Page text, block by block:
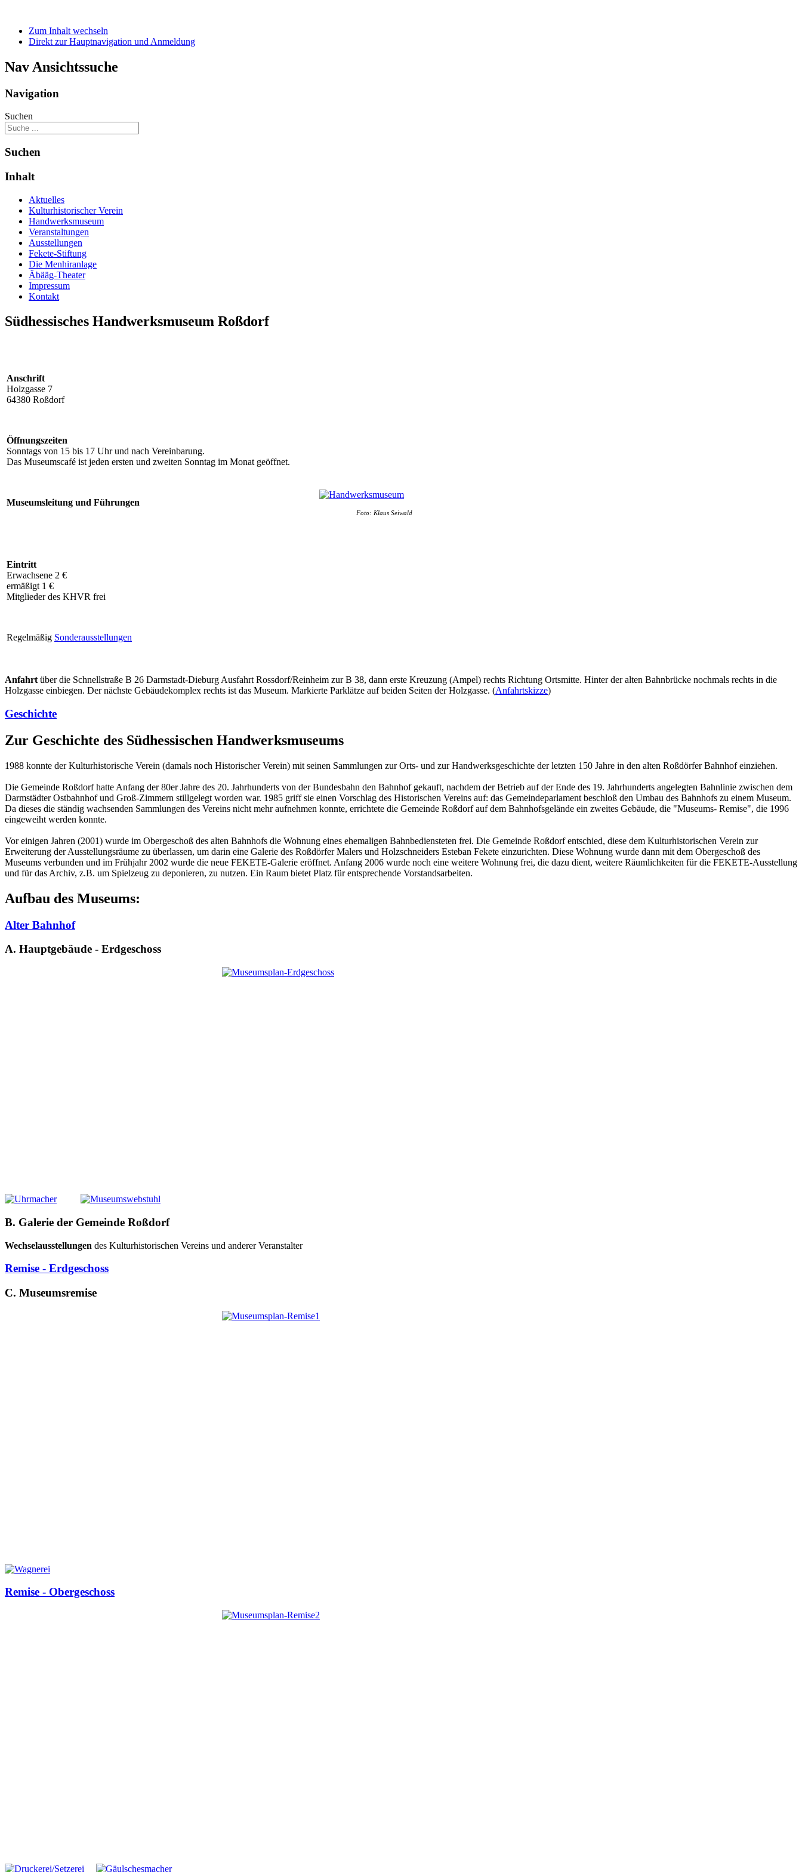
Zum Inhalt wechseln
Direkt zur Hauptnavigation und Anmeldung
Nav Ansichtssuche
Navigation
Suchen
Suchen
Inhalt
Aktuelles
Kulturhistorischer Verein
Handwerksmuseum
Veranstaltungen
Ausstellungen
Fekete-Stiftung
Die Menhiranlage
Äbääg-Theater
Impressum
Kontakt
Südhessisches Handwerksmuseum Roßdorf
Anschrift
Holzgasse 7
64380 Roßdorf
Öffnungszeiten
Sonntags von 15 bis 17 Uhr und nach Vereinbarung.
Das Museums­café ist jeden ersten und zweiten Sonntag im Monat geöffnet.
Museumsleitung und Führungen
Eintritt
Erwachsene 2 €
ermäßigt 1 €
Mitglieder des KHVR frei
Regelmäßig Sonderausstellungen
Foto: Klaus Seiwald
Anfahrt über die Schnellstraße B 26 Darmstadt-Dieburg Ausfahrt Rossdorf/Reinheim zur B 38, dann erste Kreuzung (Ampel) rechts Richtung Ortsmitte. Hinter der alten Bahnbrücke nochmals rechts in die
Holzgasse einbiegen. Der nächste Gebäudekomplex rechts ist das Museum. Markierte Parklätze auf beiden Seiten der Holzgasse. (Anfahrtskizze)
Geschichte
Zur Geschichte des Südhessischen Handwerksmuseums
1988 konnte der Kulturhistorische Verein (damals noch Historischer Verein) mit seinen Sammlungen zur Orts- und zur Handwerksgeschichte der letzten 150 Jahre in den alten Roßdörfer Bahnhof einziehen.
Die Gemeinde Roßdorf hatte Anfang der 80er Jahre des 20. Jahrhunderts von der Bundesbahn den Bahnhof gekauft, nachdem der Betrieb auf der Ende des 19. Jahrhunderts angelegten Bahnlinie zwischen dem
Darmstädter Ostbahnhof und Groß-Zimmern stillgelegt worden war. 1985 griff sie einen Vorschlag des Historischen Vereins auf: das Gemeindeparlament beschloß den Umbau des Bahnhofs zu einem Museum.
Da dieses die ständig wachsenden Sammlungen des Vereins nicht mehr aufnehmen konnte, errichtete die Gemeinde Roßdorf auf dem Bahnhofsgelände ein zweites Gebäude, die "Museums- Remise", die 1996
eingeweiht werden konnte.
Vor einigen Jahren (2001) wurde im Obergeschoß des alten Bahnhofs die Wohnung eines ehemaligen Bahnbediensteten frei. Die Gemeinde Roßdorf entschied, diese dem Kulturhistorischen Verein zur
Erweiterung der Ausstellungsräume zu überlassen, um darin eine Galerie des Roßdörfer Malers und Holzschneiders Esteban Fekete einzurichten. Diese Wohnung wurde dann mit dem Obergeschoß des
Museums verbunden und im Frühjahr 2002 wurde die neue FEKETE-Galerie eröffnet. Anfang 2006 wurde noch eine weitere Wohnung frei, die dazu dient, weitere Räumlichkeiten für die FEKETE-Ausstellung
und für das Archiv, z.B. um Spielzeug zu deponieren, zu nutzen. Ein Raum bietet Platz für entsprechende Vorstandsarbeiten.
Aufbau des Museums:
Alter Bahnhof
A. Hauptgebäude - Erdgeschoss
B. Galerie der Gemeinde Roßdorf
Wechselausstellungen des Kulturhistorischen Vereins und anderer Veranstalter
Remise - Erdgeschoss
C. Museumsremise
Remise - Obergeschoss